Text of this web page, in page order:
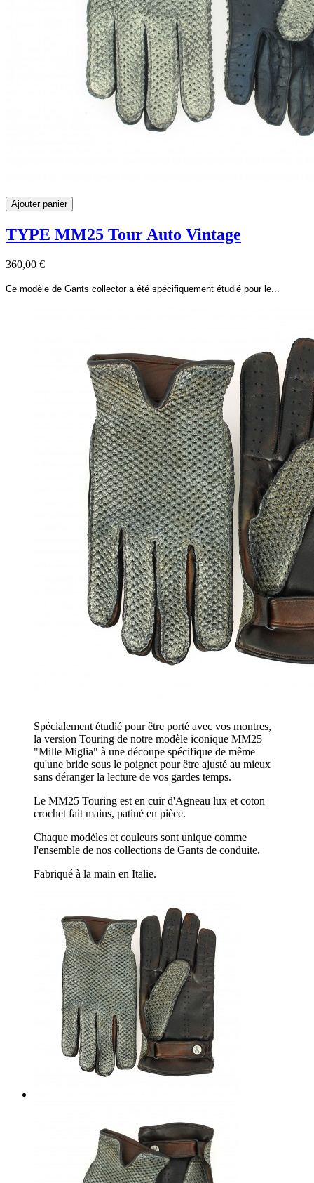
Ajouter panier
TYPE MM25 Tour Auto Vintage
360,00 €
Ce modèle de Gants collector a été spécifiquement étudié pour le...
Spécialement étudié pour être porté avec vos montres,
la version Touring de notre modèle iconique MM25
"Mille Miglia" à une découpe spécifique de même
qu'une bride sous le poignet pour être ajusté au mieux
sans déranger la lecture de vos gardes temps.
Le MM25 Touring est en cuir d'Agneau lux et coton
crochet fait mains, patiné en pièce.
Chaque modèles et couleurs sont unique comme
l'ensemble de nos collections de Gants de conduite.
Fabriqué à la main en Italie.